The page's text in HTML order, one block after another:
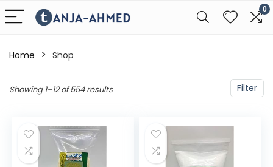
0
Home Shop
Filter
Showing 1–12 of 554 results